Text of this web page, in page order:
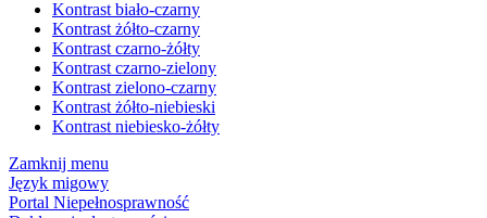
Kontrast biało-czarny
Kontrast żółto-czarny
Kontrast czarno-żółty
Kontrast czarno-zielony
Kontrast zielono-czarny
Kontrast żółto-niebieski
Kontrast niebiesko-żółty
Zamknij menu
Język migowy
Portal Niepełnosprawność